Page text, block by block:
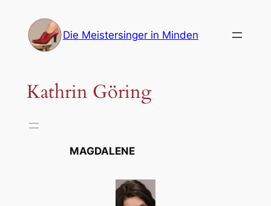
Inhalt
springen
Die Meistersinger in Minden
Kathrin Göring
MAGDALENE